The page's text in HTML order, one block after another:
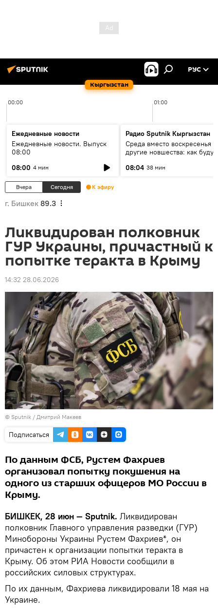
Кыргызстан
РУС
00:00 01:00
Ежедневные новости
Ежедневные новости. Выпуск
08:00
08:00 4 мин
Радио Sputnik Кыргызстан
Среда вместо воскресенья и
другие новшества: как будут
08:04 38 мин
Вчера Сегодня К эфиру
г. Бишкек 89.3
Ликвидирован полковник
ГУР Украины, причастный к
попытке теракта в Крыму
14:32 28.06.2026
© Sputnik / Дмитрий Макеев
Подписаться
По данным ФСБ, Рустем Фахриев
организовал попытку покушения на
одного из старших офицеров МО России в
Крыму.
БИШКЕК, 28 июн — Sputnik. Ликвидирован
полковник Главного управления разведки (ГУР)
Минобороны Украины Рустем Фахриев*, он
причастен к организации попытки теракта в
Крыму. Об этом РИА Новости сообщили в
российских силовых структурах.
По их данным, Фахриева ликвидировали 18 мая на
Украине.